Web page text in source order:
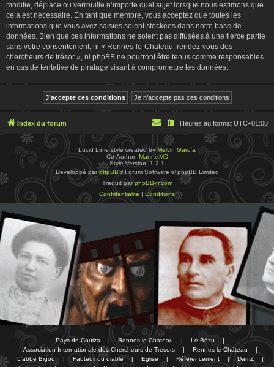
modifie, déplace ou verrouille n’importe quel sujet lorsque nous estimons que
cela est nécessaire. En tant que membre, vous acceptez que toutes les
informations que vous avez saisies soient stockées dans notre base de
données. Bien que ces informations ne soient pas diffusées à une tierce partie
sans votre consentement, ni « Rennes-le-Chateau: rendez-vous des
chercheurs de trésor », ni phpBB ne pourront être tenus comme responsables
en cas de tentative de piratage visant à compromettre les données.
Index du forum Heures au format UTC+01:00
Lucid Lime style created byMelvin García
Co-Author: MannixMD
Style Version: 1.2.1
Développé parphpBB® Forum Software © phpBB Limited
Traduit parphpBB-fr.com
Confidentialité | Conditions
Pays de Couiza | Rennes le Chateau | Le Bézu
|
Association Internationale des Chercheurs de Trésors
| Rennes-le-Château
|
L'abbé Bigou
| Fauteuil du diable | Eglise | Référencement | DamZ
|